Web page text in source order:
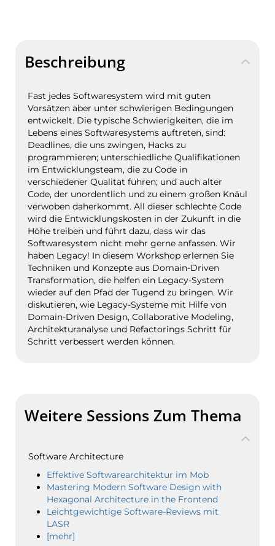
Beschreibung
Fast jedes Softwaresystem wird mit guten
Vorsätzen aber unter schwierigen Bedingungen
entwickelt. Die typische Schwierigkeiten, die im
Lebens eines Softwaresystems auftreten, sind:
Deadlines, die uns zwingen, Hacks zu
programmieren; unterschiedliche Qualifikationen
im Entwicklungsteam, die zu Code in
verschiedener Qualität führen; und auch alter
Code, der unordentlich und zu einem großen Knäul
verwoben daherkommt. All dieser schlechte Code
wird die Entwicklungskosten in der Zukunft in die
Höhe treiben und führt dazu, dass wir das
Softwaresystem nicht mehr gerne anfassen. Wir
haben Legacy! In diesem Workshop erlernen Sie
Techniken und Konzepte aus Domain-Driven
Transformation, die helfen ein Legacy-System
wieder auf den Pfad der Tugend zu bringen. Wir
diskutieren, wie Legacy-Systeme mit Hilfe von
Domain-Driven Design, Collaborative Modeling,
Architekturanalyse und Refactorings Schritt für
Schritt verbessert werden können.
Weitere Sessions Zum Thema
Software Architecture
Effektive Softwarearchitektur im Mob
Mastering Modern Software Design with
Hexagonal Architecture in the Frontend
Leichtgewichtige Software-Reviews mit
LASR
[mehr]